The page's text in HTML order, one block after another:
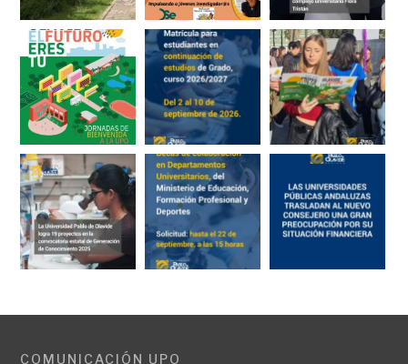
COMUNICACIÓN UPO